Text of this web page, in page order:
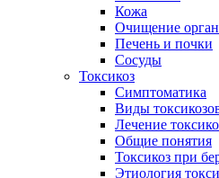
Кожа
Очищение
Печень и почки
Сосуды
Токсикоз
Cимптоматика
Виды
Лечение
Общие понятия
Токсикоз при
Этиология